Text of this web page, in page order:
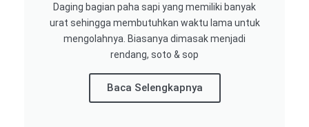
Daging bagian paha sapi yang memiliki banyak
urat sehingga membutuhkan waktu lama untuk
mengolahnya. Biasanya dimasak menjadi
rendang, soto & sop
Baca Selengkapnya